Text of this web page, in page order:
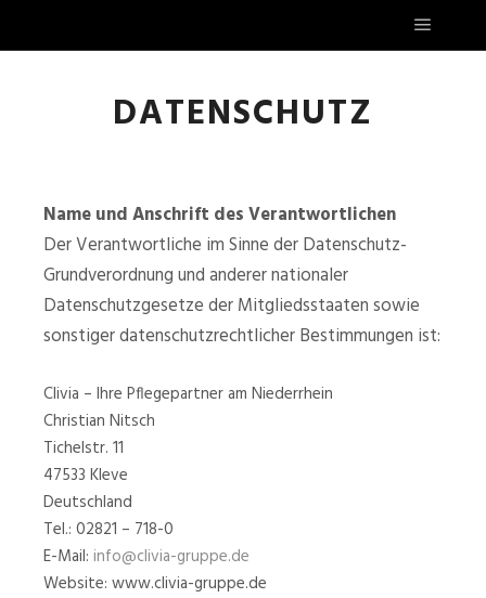
DATENSCHUTZ
Name und Anschrift des Verantwortlichen
Der Verantwortliche im Sinne der Datenschutz-
Grundverordnung und anderer nationaler
Datenschutzgesetze der Mitgliedsstaaten sowie
sonstiger datenschutzrechtlicher Bestimmungen ist:
Clivia – Ihre Pflegepartner am Niederrhein
Christian Nitsch
Tichelstr. 11
47533 Kleve
Deutschland
Tel.: 02821 – 718-0
E-Mail: info@clivia-gruppe.de
Website: www.clivia-gruppe.de